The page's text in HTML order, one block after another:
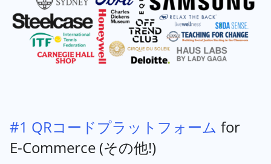
#1 QRコードプラットフォーム for
E-Commerce (その他!)